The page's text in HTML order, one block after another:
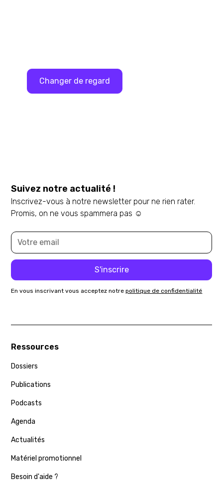
Changer de regard
Suivez notre actualité !
Inscrivez-vous à notre newsletter pour ne rien rater.
Promis, on ne vous spammera pas ☺️
En vous inscrivant vous acceptez notrepolitique de confidentialité
Ressources
Dossiers
Publications
Podcasts
Agenda
Actualités
Matériel promotionnel
Besoin d'aide ?